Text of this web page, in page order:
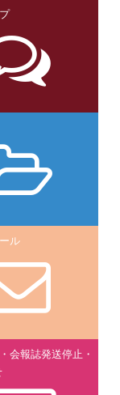
ル
会報誌発送停止・